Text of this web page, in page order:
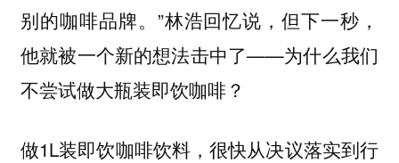
别的咖啡品牌。”林浩回忆说，但下一秒，
他就被一个新的想法击中了——为什么我们
不尝试做大瓶装即饮咖啡？
做1L装即饮咖啡饮料，很快从决议落实到行